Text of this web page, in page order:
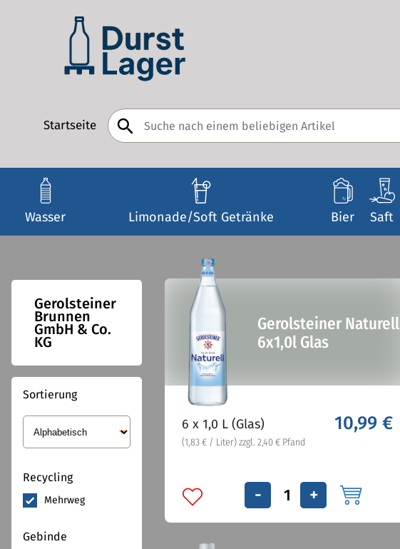
Startseite
Wasser Limonade/Soft Getränke Bier Saft
Gerolsteiner
Brunnen
GmbH & Co.
KG
Sortierung
Recycling
Mehrweg
Gebinde
Gerolsteiner Naturell
6x1,0l Glas
6 x 1,0 L (Glas)
(1,83 € / Liter) zzgl. 2,40 € Pfand
10,99 €
- +